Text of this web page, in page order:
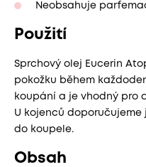
Neobsahuje
Použití
Sprchový olej Eucerin
pokožku během
koupání a je vhodný pro
U kojenců
do koupele.
Obsah